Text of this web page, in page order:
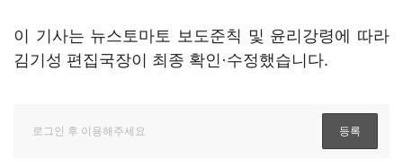
이 기사는 뉴스토마토 보도준칙 및 윤리강령에 따라
김기성 편집국장이 최종 확인·수정했습니다.